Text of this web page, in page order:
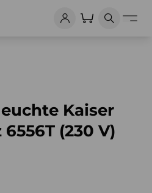
Kaiser
(230 V)